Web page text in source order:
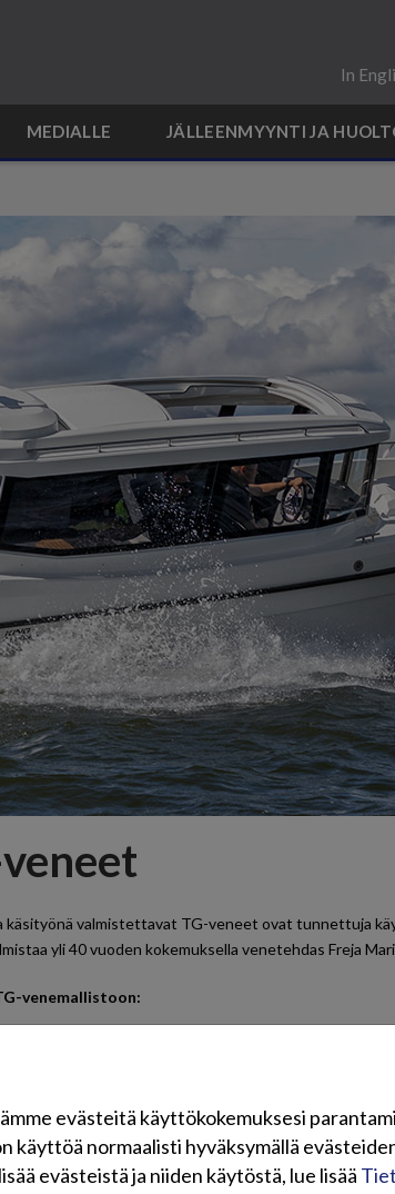
In
MEDIALLE JÄLLEENMYYNTI JA
käsityönä valmistettavat TG-veneet ovat tunnettuja
yli 40 vuoden kokemuksella venetehdas Freja
venemallistoon:
evästeitä käyttökokemuksesi
käyttöä normaalisti hyväksymällä
evästeistä ja niiden käytöstä, lue lisää